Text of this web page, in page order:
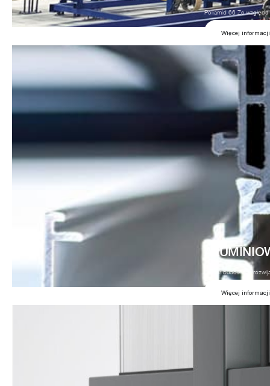
Poliamid 66 Ze względu
Więcej informacji
Sektor budowlany
Więcej informacji